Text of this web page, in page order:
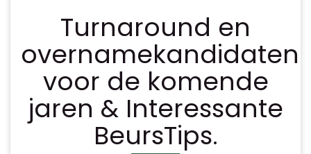
Turnaround en
overnamekandidaten
voor de komende
jaren & Interessante
BeursTips.